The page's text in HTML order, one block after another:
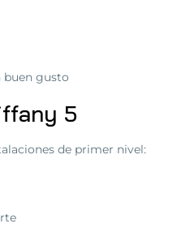
gusto
5
de primer nivel: